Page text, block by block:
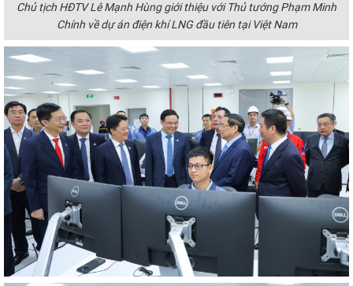
Chủ tịch HĐTV Lê Mạnh Hùng giới thiệu với Thủ tướng Phạm Minh
Chính về dự án điện khí LNG đầu tiên tại Việt Nam